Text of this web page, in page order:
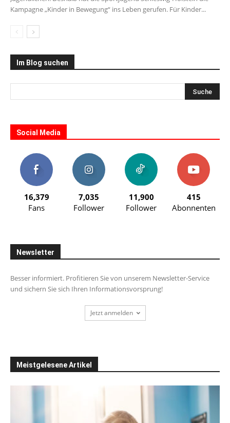
Kampagne „Kinder in Bewegung“ ins Leben gerufen. Für Kinder...
Im Blog suchen
Social Media
16,379
Fans
7,035
Follower
11,900
Follower
415
Abonnenten
Newsletter
Besser informiert. Profitieren Sie von unserem Newsletter-Service
und sichern Sie sich Ihren Informationsvorsprung!
Jetzt anmelden
Meistgelesene Artikel